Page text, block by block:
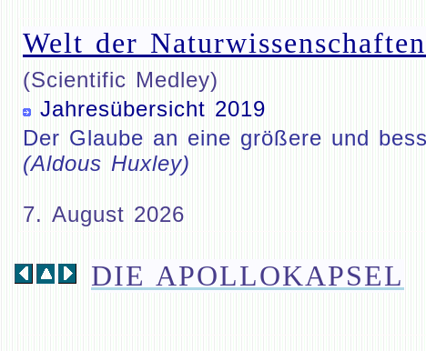
Welt der
(Scientific Medley)
Jahresübersicht 2019
Der Glaube an eine größere und
(Aldous Huxley)
7. August 2026
DIE APOLLOKAPSEL